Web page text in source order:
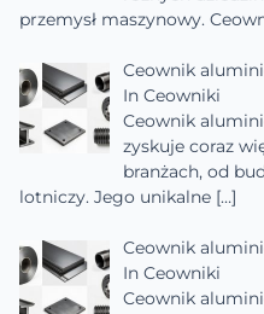
przemysł maszynowy.
Ceownik
In Ceowniki
Ceownik
zyskuje coraz
branżach, od
lotniczy. Jego unikalne […]
Ceownik
In Ceowniki
Ceownik